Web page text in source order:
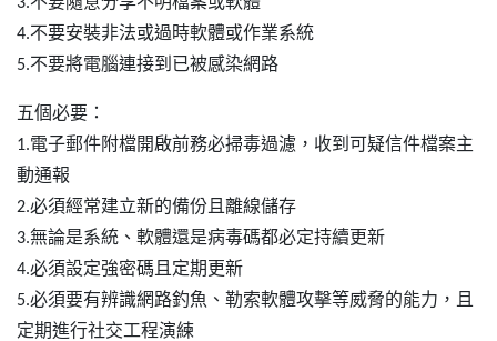
4.不要安裝非法或過時軟體或作業系統
5.不要將電腦連接到已被感染網路
五個必要：
1.電子郵件附檔開啟前務必掃毒過濾，收到可疑信件檔案主
動通報
2.必須經常建立新的備份且離線儲存
3.無論是系統、軟體還是病毒碼都必定持續更新
4.必須設定強密碼且定期更新
5.必須要有辨識網路釣魚、勒索軟體攻擊等威脅的能力，且
定期進行社交工程演練